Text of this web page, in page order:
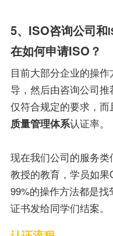
5、ISO咨询公司和
在如何申请ISO？
目前大部分企业的操
导，然后由咨询公司
仅符合规定的要求，
质量管理体系认证率。
现在我们公司的服务
教授的教育，学员如
99%的操作方法都是
证书发给同学们结案。